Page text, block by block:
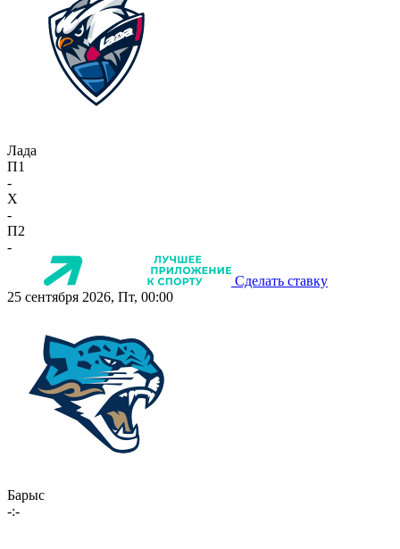
Лада
П1
-
X
-
П2
-
Сделать ставку
25 сентября 2026, Пт, 00:00
Барыс
-:-